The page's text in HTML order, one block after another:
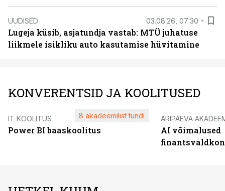
UUDISED 03.08.26, 07:30
Lugeja küsib, asjatundja vastab: MTÜ juhatuse
liikmele isikliku auto kasutamise hüvitamine
KONVERENTSID JA KOOLITUSED
IT KOOLITUS
Power BI baaskoolitus
8 akadeemilist tundi ÄRIPÄEVA
AI võimalused